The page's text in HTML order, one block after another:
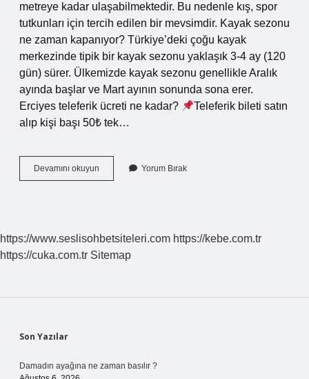
metreye kadar ulaşabilmektedir. Bu nedenle kış, spor
tutkunları için tercih edilen bir mevsimdir. Kayak sezonu
ne zaman kapanıyor? Türkiye’deki çoğu kayak
merkezinde tipik bir kayak sezonu yaklaşık 3-4 ay (120
gün) sürer. Ülkemizde kayak sezonu genellikle Aralık
ayında başlar ve Mart ayının sonunda sona erer.
Erciyes teleferik ücreti ne kadar?
Teleferik bileti satın
alıp kişi başı 50₺ tek…
Devamını okuyun
Kayak
Yorum Bırak
https://www.seslisohbetsiteleri.com https://kebe.com.tr
https://cuka.com.tr Sitemap
Sidebar
Son Yazılar
Damadın ayağına ne zaman basılır ?